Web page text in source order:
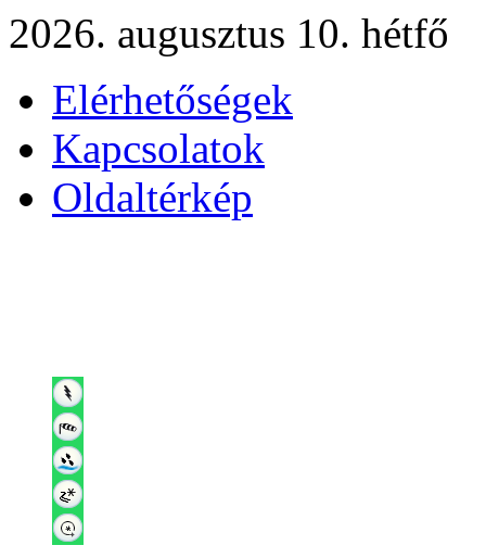
2026. augusztus 10. hétfő
Elérhetőségek
Kapcsolatok
Oldaltérkép